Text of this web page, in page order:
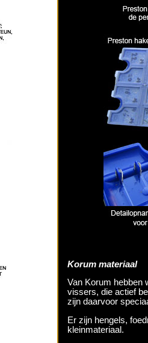
Korum materiaal
Van Korum hebben
vissers, die actief
zijn daarvoor
Er zijn hengels,
kleinmateriaal.